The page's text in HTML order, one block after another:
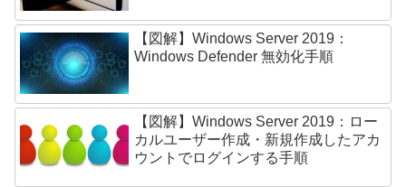
【図解】Windows Server 2019：
Windows Defender 無効化手順
【図解】Windows Server 2019：ロー
カルユーザー作成・新規作成したアカ
ウントでログインする手順